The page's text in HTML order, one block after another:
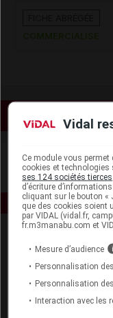
Vidal
Ce module vous
cookies et technologies
ses 124 sociétés tierces
d’écriture
cliquant sur le bouton «
que des cookies soient
par VIDAL (vidal.fr,
fr.m3manabu.com et
Mesure d’audience i
Personnalisation
Personnalisation
Interaction avec les